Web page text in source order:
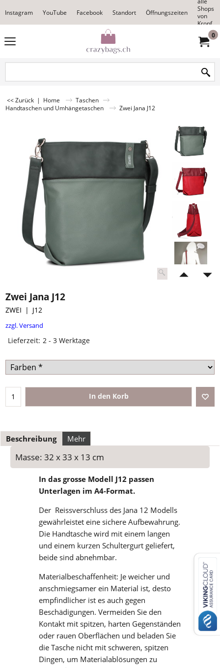
Instagram YouTube Facebook Standort Öffnungszeiten
Shops
von
Kropf
0
<< Zurück | Home
Taschen
Handtaschen und Umhängetaschen
Zwei Jana J12
Zwei Jana J12
ZWEI J12
CHF94.90
zzgl. Versand
Beschreibung Mehr
Masse: 32 x 33 x 13 cm
In das grosse Modell J12 passen
Unterlagen im A4-Format.
Der Reissverschluss des Jana 12 Modells
gewährleistet eine sichere Aufbewahrung.
Die Handtasche wird mit einem langen
und einem kurzen Schultergurt geliefert,
beide sind abnehmbar.
Materialbeschaffenheit: Je weicher und
anschmiegsamer ein Material ist, desto
empfindlicher ist es auch gegen
Beschädigungen. Vermeiden Sie den
Kontakt mit spitzen, harten Gegenständen
oder rauen Oberflächen und beladen Sie
die Tasche nicht mit schweren, spitzen